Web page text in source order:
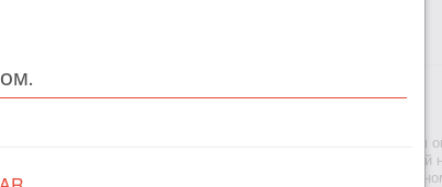
7 ночей на великолепном пляже с теплым Индийским
песком - лучшая формула отдыха после приключений
Hotel Riu Palace Zanzibar вы можете освежиться в